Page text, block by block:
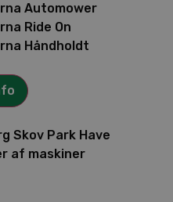
Automower
Ride On
Håndholdt
Skov Park Have
af maskiner